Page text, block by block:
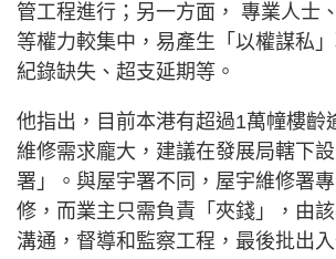
管工程進行；另一方面， 專業人士
等權力較集中，易產生「以權謀私
紀錄缺失、超支延期等。
他指出，目前本港有超過1萬幢樓齡
維修需求龐大，建議在發展局轄下
署」。與屋宇署不同，屋宇維修署
修，而業主只需負責「夾錢」，由
溝通，督導和監察工程，最後批出